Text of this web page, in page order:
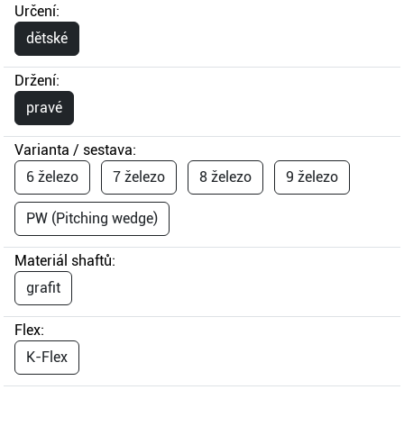
Určení:
dětské
Držení:
pravé
Varianta / sestava:
6 železo
7 železo 8 železo 9 železo
PW (Pitching wedge)
Materiál shaftů:
grafit
Flex:
K-Flex